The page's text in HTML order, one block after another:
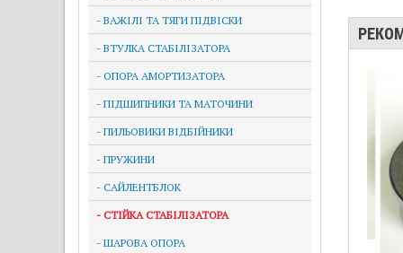
- ВАЖІЛІ ТА ТЯГИ ПІДВІСКИ
- ВТУЛКА СТАБІЛІЗАТОРА
- ОПОРА АМОРТИЗАТОРА
- ПІДШИПНИКИ ТА МАТОЧИНИ
- ПИЛЬОВИКИ ВІДБІЙНИКИ
- ПРУЖИНИ
- САЙЛЕНТБЛОК
- СТІЙКА СТАБІЛІЗАТОРА
- ШАРОВА ОПОРА